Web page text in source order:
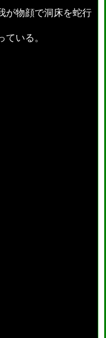
が物顔で洞床を蛇行
いる。